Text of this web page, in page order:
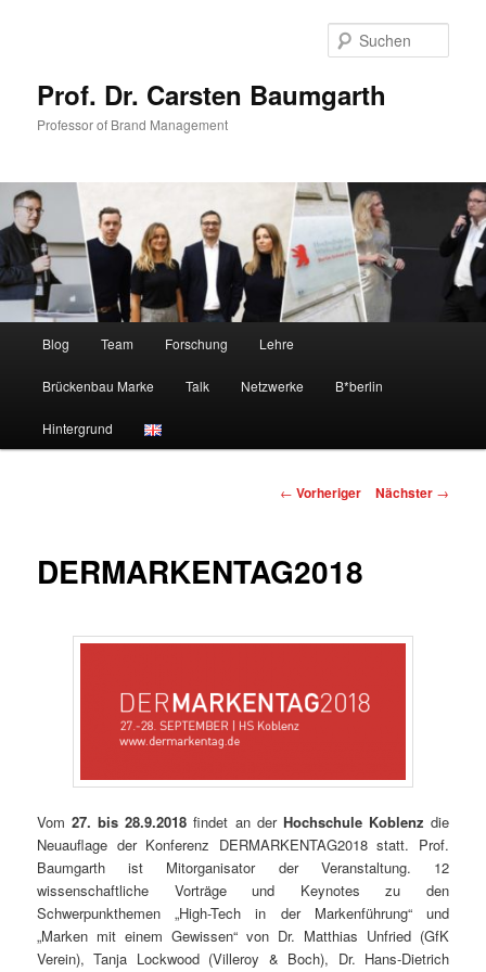
Prof. Dr. Carsten Baumgarth
Professor of Brand Management
Blog Team Forschung Lehre
Brückenbau Marke Talk Netzwerke B*berlin
Hintergrund
Beitragsnavigation
← Vorheriger Nächster →
DERMARKENTAG2018
Vom27. bis 28.9.2018 findet an der Hochschule Koblenz die
Neuauflage der Konferenz DERMARKENTAG2018 statt. Prof.
Baumgarth ist Mitorganisator der Veranstaltung. 12
wissenschaftliche Vorträge und Keynotes zu den
Schwerpunkthemen „High-Tech in der Markenführung“ und
„Marken mit einem Gewissen“ von Dr. Matthias Unfried (GfK
Verein), Tanja Lockwood (Villeroy & Boch), Dr. Hans-Dietrich